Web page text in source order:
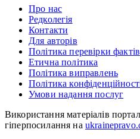
Про нас
Редколегія
Контакти
Для авторів
Політика перевірки фактів
Етична політика
Політика виправлень
Політика
Умови надання послуг
Використання матеріалів
гіперпосилання на